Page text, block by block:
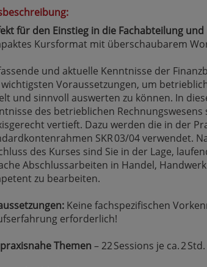
für den Einstieg in die Fachabteilung
Kursformat mit überschaubarem
und aktuelle Kenntnisse der
Voraussetzungen, um
und sinnvoll auswerten zu können. In
des betrieblichen
vertieft. Dazu werden die in der
SKR 03/04 verwendet.
des Kurses sind Sie in der Lage,
Abschlussarbeiten in Handel,
zu bearbeiten.
Keine fachspezifischen
erforderlich!
Themen – 22 Sessions je ca. 2 Std.